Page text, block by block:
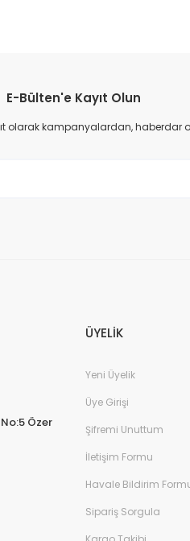
bulunuyor.
E-Bülten'e Kayıt Olun
olarak kampanyalardan, haberdar
Özer
ÜYELİK
Yeni Üyelik
Üye Girişi
Şifremi Unuttum
İletişim Formu
Havale Bildirim
Sipariş Sorgula